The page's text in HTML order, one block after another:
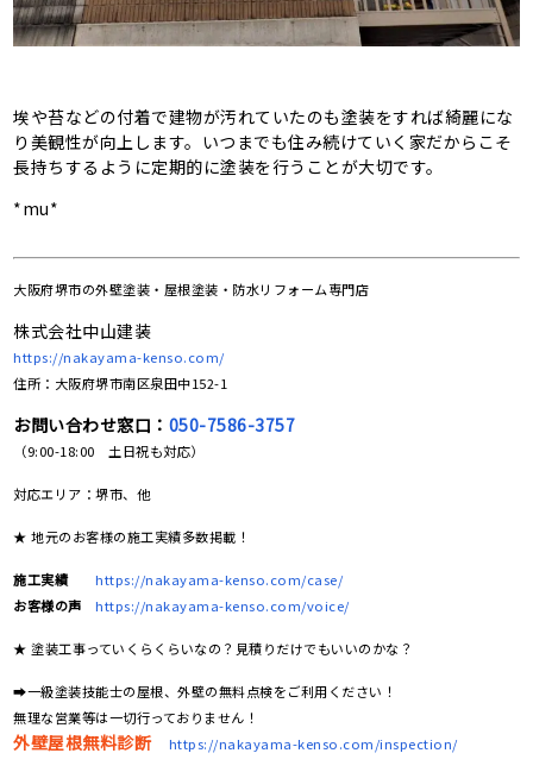
埃や苔などの付着で建物が汚れていたのも塗装をすれば綺麗にな
り美観性が向上します。いつまでも住み続けていく家だからこそ
長持ちするように定期的に塗装を行うことが大切です。
*mu*
大阪府堺市の外壁塗装・屋根塗装・防水リフォーム専門店
株式会社中山建装
https://nakayama-kenso.com/
住所：大阪府堺市南区泉田中152-1
お問い合わせ窓口： 050-7586-3757
（9:00-18:00 土日祝も対応）
対応エリア：堺市、他
★ 地元のお客様の施工実績多数掲載！
施工実績
https://nakayama-kenso.com/case/
お客様の声
https://nakayama-kenso.com/voice/
★ 塗装工事っていくらくらいなの？見積りだけでもいいのかな？
➡一級塗装技能士の屋根、外壁の無料点検をご利用ください！
無理な営業等は一切行っておりません！
外壁屋根無料診断 https://nakayama-kenso.com/inspection/